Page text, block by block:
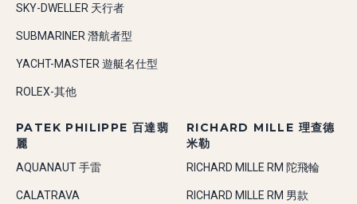
SKY-DWELLER 天行者
SUBMARINER 潛航者型
YACHT-MASTER 遊艇名仕型
ROLEX-其他
PATEK PHILIPPE 百達翡
麗
AQUANAUT 手雷
CALATRAVA
RICHARD MILLE 理查德
米勒
RICHARD MILLE RM 陀飛輪
RICHARD MILLE RM 男款